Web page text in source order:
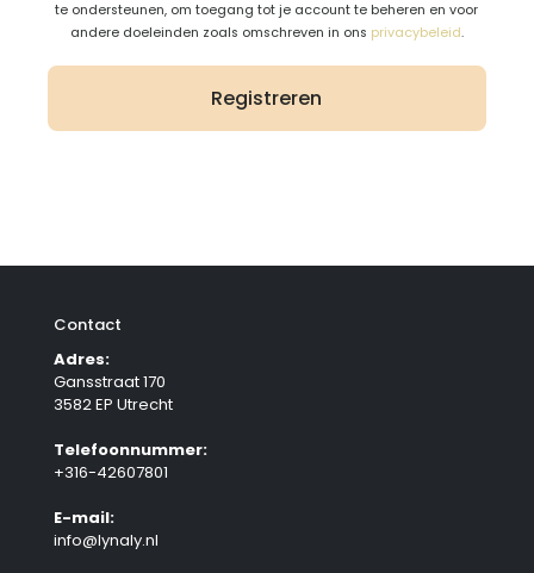
te ondersteunen, om toegang tot je account te beheren en voor
andere doeleinden zoals omschreven in ons privacybeleid.
Registreren
Contact
Adres:
Gansstraat 170
3582 EP Utrecht
Telefoonnummer:
+316-42607801
E-mail:
info@lynaly.nl